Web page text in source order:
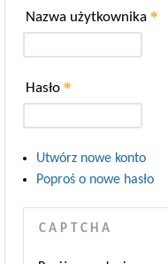
Nazwa użytkownika *
Hasło *
Utwórz nowe konto
Poproś o nowe hasło
CAPTCHA